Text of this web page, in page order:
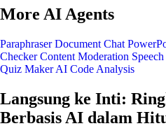
More AI Agents
Paraphraser Document Chat
Checker Content Moderation
Quiz Maker AI Code Analysis
Langsung ke Inti:
Berbasis AI dalam